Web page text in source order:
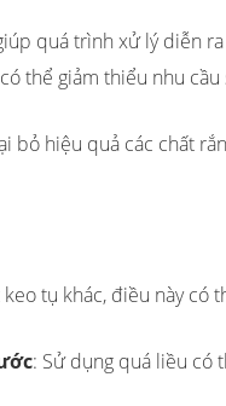
quá trình xử lý diễn
thể giảm thiểu nhu
bỏ hiệu quả các chất
tụ khác, điều này có
: Sử dụng quá liều có